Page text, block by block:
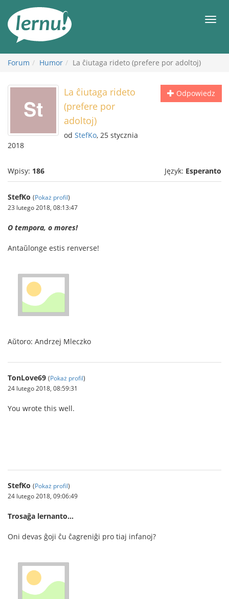
Forum Humor La ĉiutaga rideto (prefere por adoltoj)
Odpowiedz
La ĉiutaga rideto
(prefere por
adoltoj)
od StefKo, 25 stycznia
2018
Wpisy: 186 Język: Esperanto
StefKo (Pokaż profil)
23 lutego 2018, 08:13:47
O tempora, o mores!
Antaŭlonge estis renverse!
Aŭtoro: Andrzej Mleczko
TonLove69 (Pokaż profil)
24 lutego 2018, 08:59:31
You wrote this well.
StefKo (Pokaż profil)
24 lutego 2018, 09:06:49
Trosaĝa lernanto…
Oni devas ĝoji ĉu ĉagreniĝi pro tiaj infanoj?